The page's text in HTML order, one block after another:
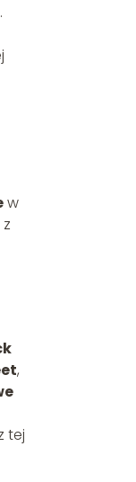
w
,
tej